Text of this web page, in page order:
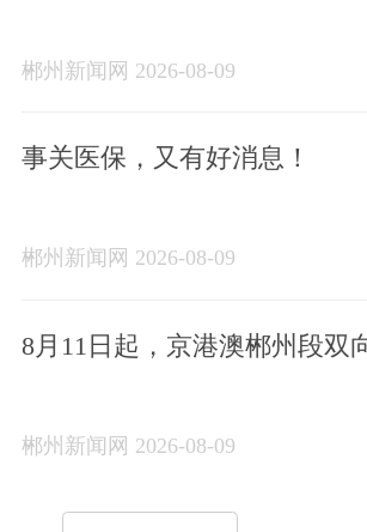
郴州新闻网 2026-08-09
事关医保，又有好消息！
郴州新闻网 2026-08-09
8月11日起，京港澳郴州段双
郴州新闻网 2026-08-09